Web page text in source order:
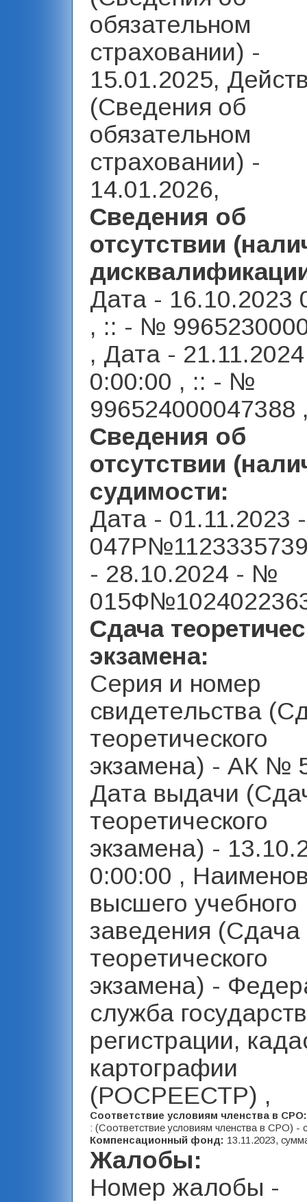
обязательном
страховании) -
15.01.2025,
(Сведения об
обязательном
страховании) -
14.01.2026,
Сведения об
отсутствии
Дата - 16.10.2023
, :: - №
, Дата - 21.11.2024
0:00:00 , :: - №
996524000047388
Сведения об
отсутствии
судимости:
Дата -
- 28.10.2024 - №
Сдача
экзамена:
Серия и номер
свидетельства
теоретического
экзамена) - АК №
Дата выдачи
теоретического
экзамена) -
0:00:00 ,
высшего учебного
заведения (Сдача
теоретического
экзамена) -
служба
регистрации,
картографии
(РОСРЕЕСТР) ,
Соответствие условиям членства в
: (Соответствие условиям членства в СРО) -
Компенсационный фонд: 13.11.2023,
Жалобы:
Номер жалобы -